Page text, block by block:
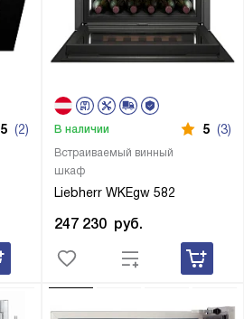
5 (2)
Встраиваемый винный
шкаф
Liebherr WKEgw 582
В наличии 5 (3)
247 230 руб.